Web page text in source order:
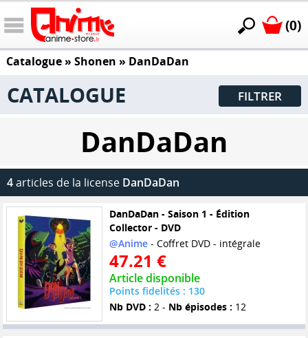
(0)
Catalogue» Shonen » DanDaDan
CATALOGUE FILTRER
DanDaDan
4articles de la license DanDaDan
DanDaDan - Saison 1 - Édition
Collector - DVD
@Anime- Coffret DVD - intégrale
47.21 €
Article disponible
Points fidelités : 130
Nb DVD : 2 - Nb épisodes : 12